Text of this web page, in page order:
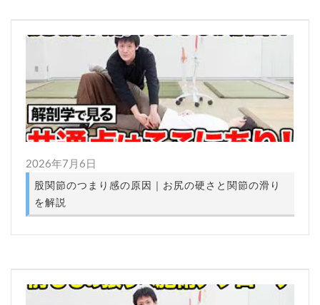
2026年7月6日
股関節のつまり感の原因｜お尻の硬さと関節の滑り
を解説